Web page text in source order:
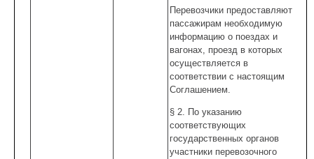
Перевозчики предоставляют
пассажирам необходимую
информацию о поездах и
вагонах, проезд в которых
осуществляется в
соответствии с настоящим
Соглашением.
§ 2. По указанию
соответствующих
государственных органов
участники перевозочного